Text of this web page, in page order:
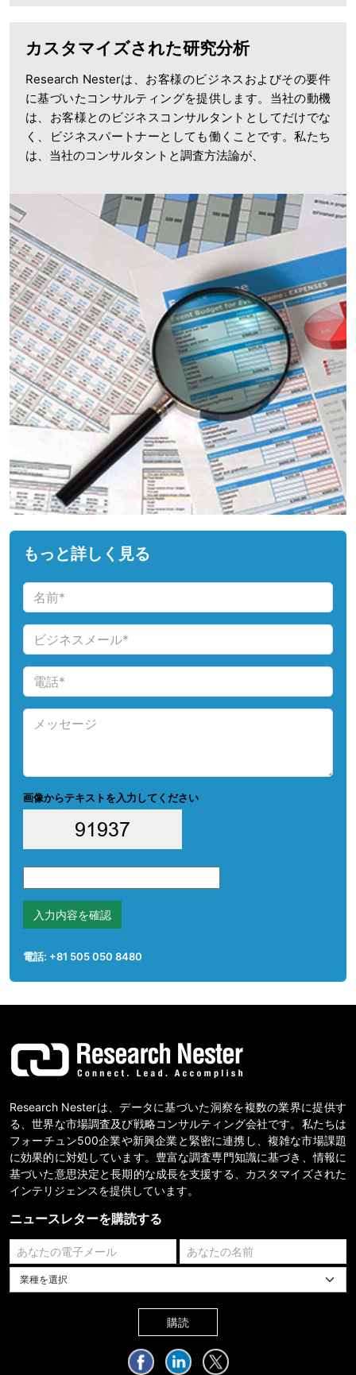
カスタマイズされた研究分析
Research Nesterは、お客様のビジネスおよびその要件
に基づいたコンサルティングを提供します。当社の動機
は、お客様とのビジネスコンサルタントとしてだけでな
く、ビジネスパートナーとしても働くことです。私たち
は、当社のコンサルタントと調査方法論が、
もっと詳しく見る
画像からテキストを入力してください
入力内容を確認
電話: +81 505 050 8480
Research Nesterは、データに基づいた洞察を複数の業界に提供す
る、世界な市場調査及び戦略コンサルティング会社です。私たちは
フォーチュン500企業や新興企業と緊密に連携し、複雑な市場課題
に効果的に対処しています。豊富な調査専門知識に基づき、情報に
基づいた意思決定と長期的な成長を支援する、カスタマイズされた
インテリジェンスを提供しています。
ニュースレターを購読する
業種を選択してください
購読